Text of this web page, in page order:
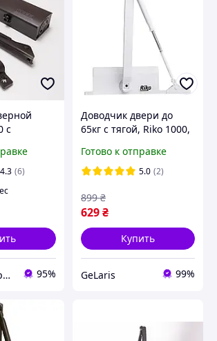
с
4.3 (6)
WINKEY: фурнитура для окон и дверей 95%
Доводчик двери до
65кг с тягой, Riko 1000,
двери / Доводчик для
дверей / Дотяжка
Готово к отправке
5.0 (2)
629₴
899 ₴
Купить
GeLaris 99%